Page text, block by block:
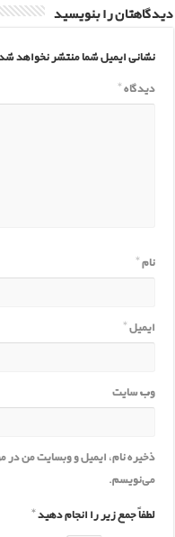
دیدگاهتان را بنویسید
نشانی ایمیل شما منتشر نخواهد
دیدگاه*
نام*
ایمیل*
وب‌ سایت
ذخیره نام، ایمیل و وبسایت من در
می‌نویسم.
لطفاً جمع زیر را انجام دهید*